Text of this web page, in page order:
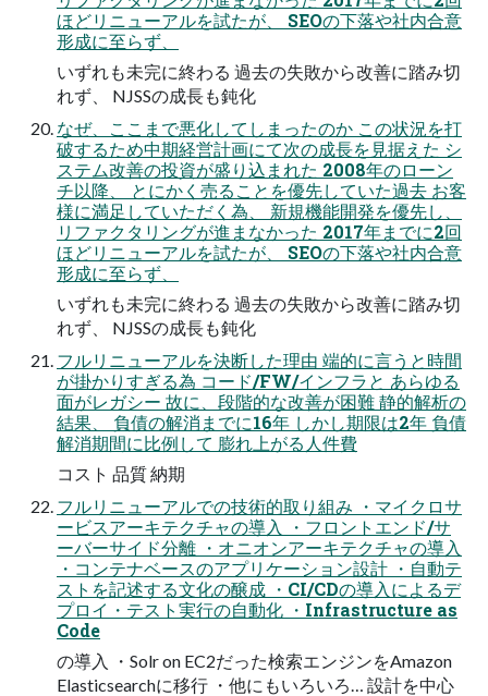
ほどリニューアルを試たが、 SEOの下落や社内合意
形成に至らず、
いずれも未完に終わる 過去の失敗から改善に踏み切
れず、 NJSSの成長も鈍化
なぜ、ここまで悪化してしまったのか この状況を打
破するため中期経営計画にて次の成長を見据えた シ
ステム改善の投資が盛り込まれた 2008年のローン
チ以降、 とにかく売ることを優先していた過去 お客
様に満足していただく為、 新規機能開発を優先し、
リファクタリングが進まなかった 2017年までに2回
ほどリニューアルを試たが、 SEOの下落や社内合意
形成に至らず、
いずれも未完に終わる 過去の失敗から改善に踏み切
れず、 NJSSの成長も鈍化
フルリニューアルを決断した理由 端的に言うと時間
が掛かりすぎる為 コード/FW/インフラと あらゆる
面がレガシー 故に、段階的な改善が困難 静的解析の
結果、 負債の解消までに16年 しかし期限は2年 負債
解消期間に比例して 膨れ上がる人件費
コスト 品質 納期
フルリニューアルでの技術的取り組み ・マイクロサ
ービスアーキテクチャの導入 ・フロントエンド/サ
ーバーサイド分離 ・オニオンアーキテクチャの導入
・コンテナベースのアプリケーション設計 ・自動テ
ストを記述する文化の醸成 ・CI/CDの導入によるデ
プロイ・テスト実行の自動化 ・Infrastructure as
Code
の導入 ・Solr on EC2だった検索エンジンをAmazon
Elasticsearchに移行 ・他にもいろいろ… 設計を中心